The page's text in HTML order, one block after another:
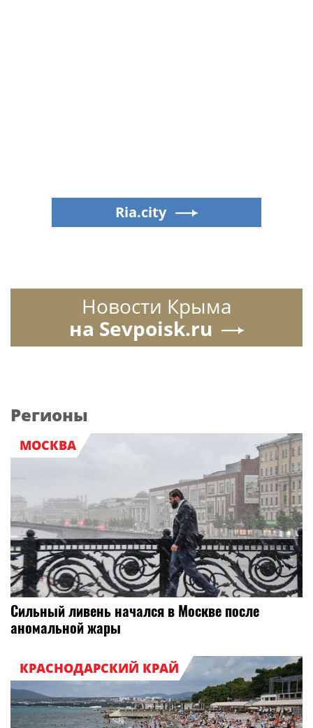
Ria.city
Новости Крыма
на Sevpoisk.ru
Регионы
МОСКВА
Сильный ливень начался в Москве после
аномальной жары
КРАСНОДАРСКИЙ КРАЙ